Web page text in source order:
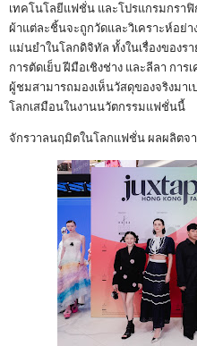
เทคโนโลยีแฟชั่น และโปรแกรมกรา
ผ้าแต่ละชิ้นจะถูกวัดและวิเคราะห์อย่า
แม่นยำในโลกดิจิทัล ทั้งในเรื่องของร
การตัดเย็บ ฝีมือเชิงช่าง และลีลา กา
ผู้ชมสามารถมองเห็นวัสดุของจริงมาเ
โลกเสมือนในงานนวัตกรรมแฟชั่นนี้
จักรวาลนฤมิตในโลกแฟชั่น ผลผลิตจ